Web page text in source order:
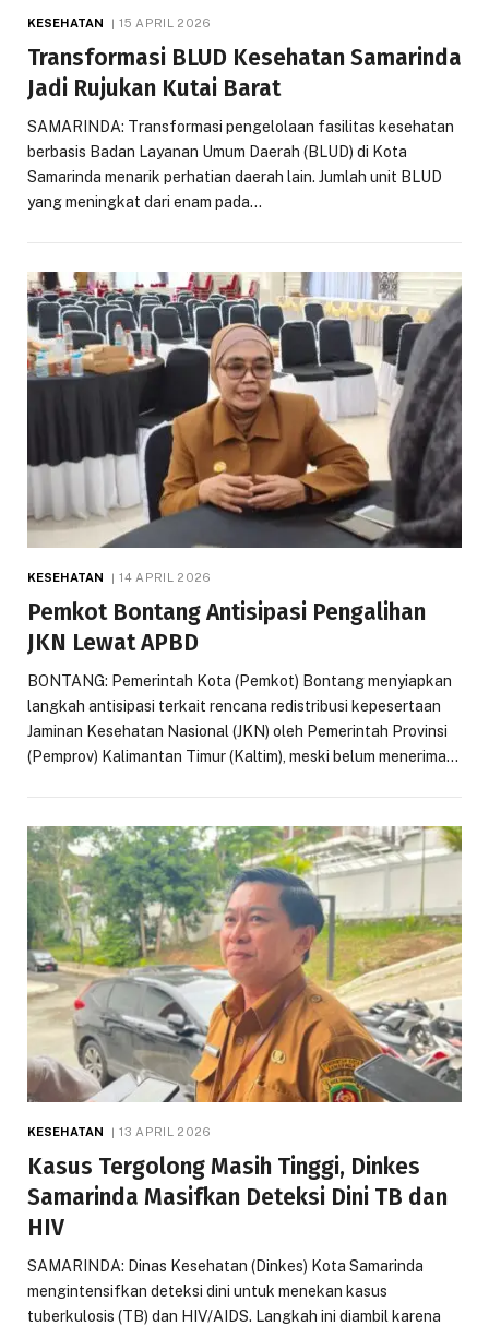
KESEHATAN 15 APRIL 2026
Transformasi BLUD Kesehatan Samarinda
Jadi Rujukan Kutai Barat
SAMARINDA: Transformasi pengelolaan fasilitas kesehatan
berbasis Badan Layanan Umum Daerah (BLUD) di Kota
Samarinda menarik perhatian daerah lain. Jumlah unit BLUD
yang meningkat dari enam pada…
KESEHATAN 14 APRIL 2026
Pemkot Bontang Antisipasi Pengalihan
JKN Lewat APBD
BONTANG: Pemerintah Kota (Pemkot) Bontang menyiapkan
langkah antisipasi terkait rencana redistribusi kepesertaan
Jaminan Kesehatan Nasional (JKN) oleh Pemerintah Provinsi
(Pemprov) Kalimantan Timur (Kaltim), meski belum menerima…
KESEHATAN 13 APRIL 2026
Kasus Tergolong Masih Tinggi, Dinkes
Samarinda Masifkan Deteksi Dini TB dan
HIV
SAMARINDA: Dinas Kesehatan (Dinkes) Kota Samarinda
mengintensifkan deteksi dini untuk menekan kasus
tuberkulosis (TB) dan HIV/AIDS. Langkah ini diambil karena